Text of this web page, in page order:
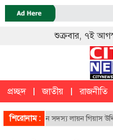
শুক্রবার, ৭ই
প্রচ্ছদ জাতীয় রাজনীতি
শিরোনাম :
আজীবন সদস্য লায়ন গিয়াস উদ্দিন